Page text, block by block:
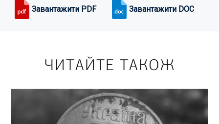
Завантажити PDF Завантажити DOC
ЧИТАЙТЕ ТАКОЖ